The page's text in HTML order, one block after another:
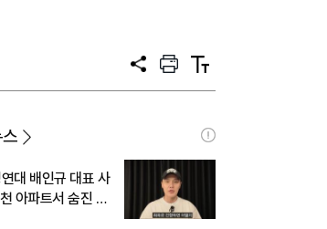
공
프
트
텍
트
대 배인규 대표 사
아파트서 숨진 채